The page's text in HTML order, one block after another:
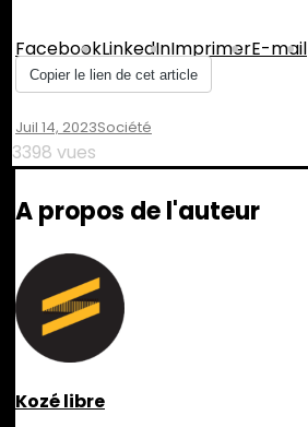
FacebookLinkedInImprimerE-mail
Copier le lien de cet article
Juil 14, 2023Société
3398 vues
A propos de l'auteur
Kozé libre